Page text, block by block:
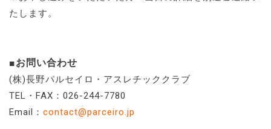
たします。
■お問い合わせ
(株)長野パルセイロ・アスレチッククラブ
TEL・FAX：026-244-7780
Email： contact@parceiro.jp